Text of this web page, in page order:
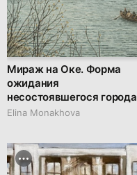
Мираж на Оке. Форма
ожидания
несостоявшегося города
Elina Monakhova